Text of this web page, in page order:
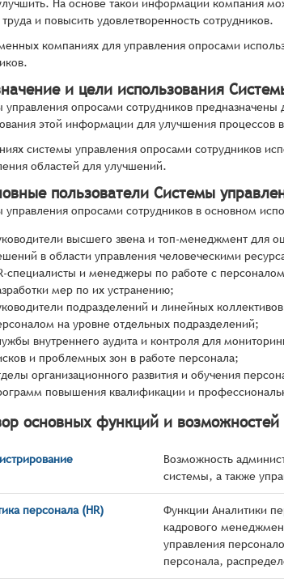
На основе такой информации компания
и повысить удовлетворенность сотрудников.
компаниях для управления опросами
и цели использования
управления опросами сотрудников предназначены
этой информации для улучшения процессов
системы управления опросами сотрудников
областей для улучшений.
пользователи Системы
управления опросами сотрудников в основном
высшего звена и топ-менеджмент для
в области управления человеческими
специалисты и менеджеры по работе с
мер по их устранению;
подразделений и линейных
на уровне отдельных подразделений;
внутреннего аудита и контроля для
и проблемных зон в работе персонала;
организационного развития и обучения
повышения квалификации и
основных функций и
Возможность
системы, а также
персонала (HR)
Функции Аналитики
кадрового
управления
персонала,